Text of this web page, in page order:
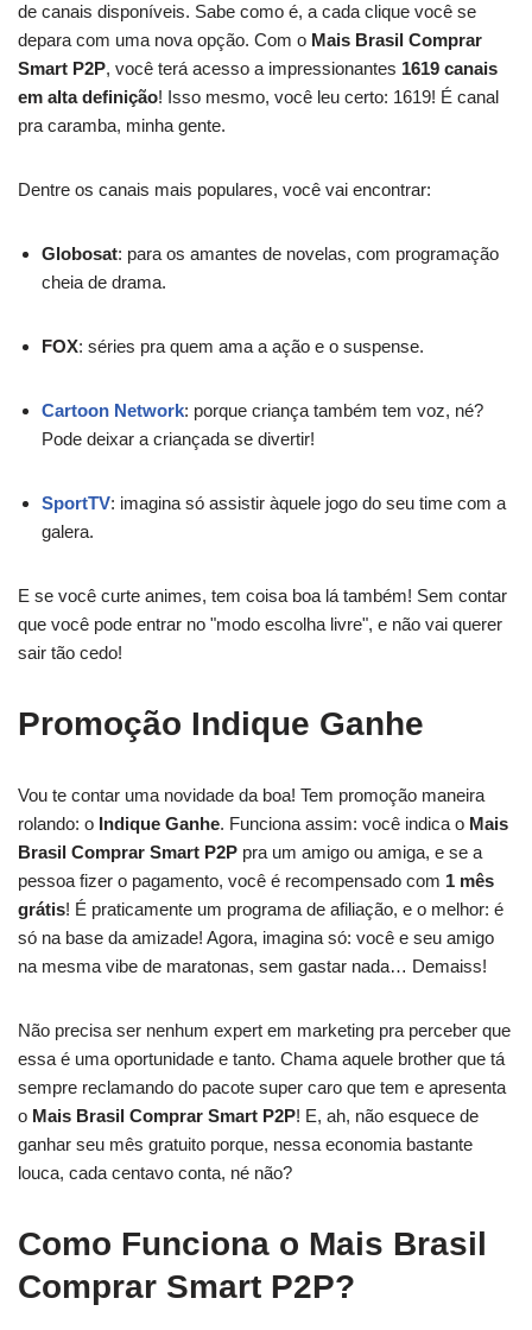
de canais disponíveis. Sabe como é, a cada clique você se
depara com uma nova opção. Com o Mais Brasil Comprar
Smart P2P, você terá acesso a impressionantes 1619 canais
em alta definição! Isso mesmo, você leu certo: 1619! É canal
pra caramba, minha gente.
Dentre os canais mais populares, você vai encontrar:
Globosat: para os amantes de novelas, com programação
cheia de drama.
FOX: séries pra quem ama a ação e o suspense.
Cartoon Network: porque criança também tem voz, né?
Pode deixar a criançada se divertir!
SportTV: imagina só assistir àquele jogo do seu time com a
galera.
E se você curte animes, tem coisa boa lá também! Sem contar
que você pode entrar no "modo escolha livre", e não vai querer
sair tão cedo!
Promoção Indique Ganhe
Vou te contar uma novidade da boa! Tem promoção maneira
rolando: o Indique Ganhe. Funciona assim: você indica o Mais
Brasil Comprar Smart P2P pra um amigo ou amiga, e se a
pessoa fizer o pagamento, você é recompensado com 1 mês
grátis! É praticamente um programa de afiliação, e o melhor: é
só na base da amizade! Agora, imagina só: você e seu amigo
na mesma vibe de maratonas, sem gastar nada… Demaiss!
Não precisa ser nenhum expert em marketing pra perceber que
essa é uma oportunidade e tanto. Chama aquele brother que tá
sempre reclamando do pacote super caro que tem e apresenta
o Mais Brasil Comprar Smart P2P! E, ah, não esquece de
ganhar seu mês gratuito porque, nessa economia bastante
louca, cada centavo conta, né não?
Como Funciona o Mais Brasil
Comprar Smart P2P?